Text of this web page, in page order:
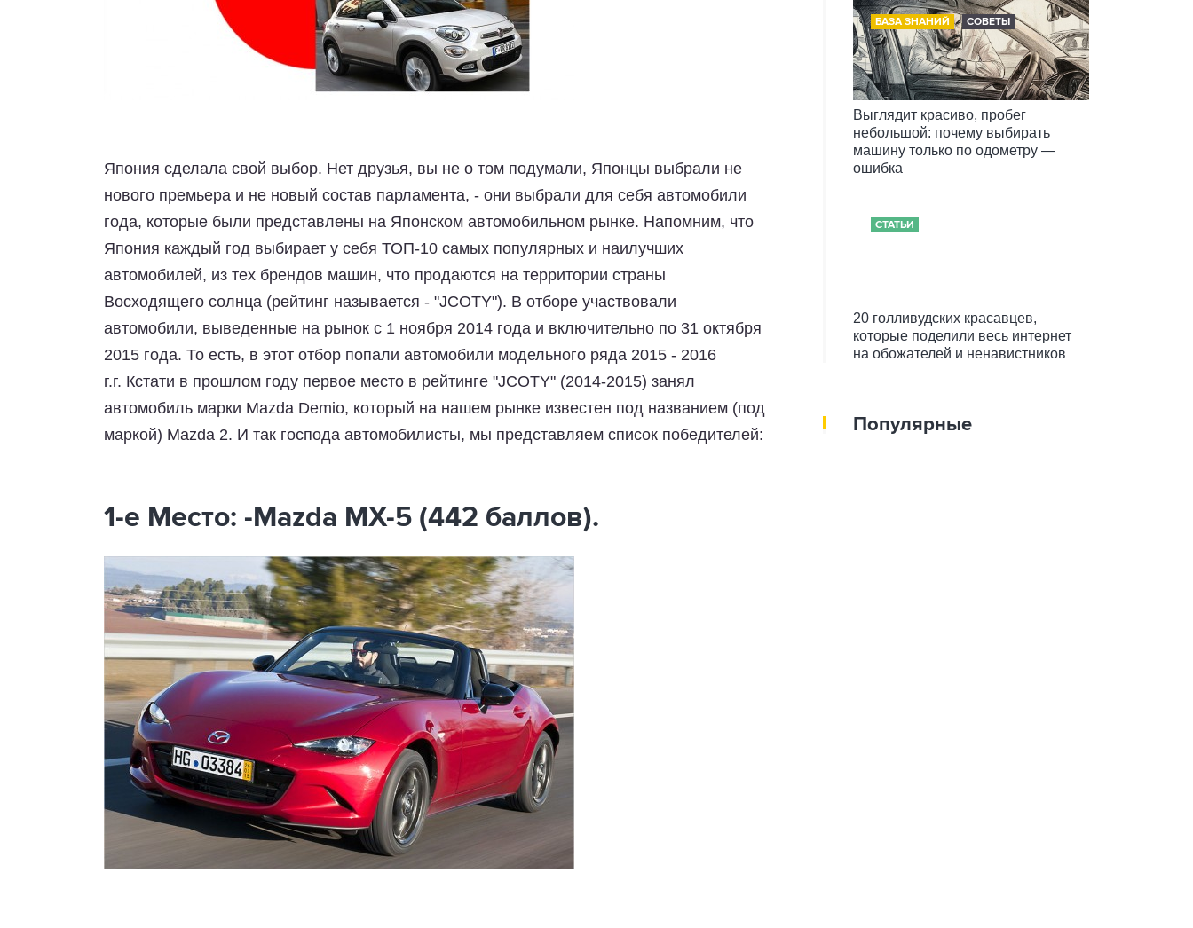
Япония сделала свой выбор. Нет друзья, вы не о том подумали, Японцы выбрали не
нового премьера и не новый состав парламента, - они выбрали для себя автомобили
года, которые были представлены на Японском автомобильном рынке. Напомним, что
Япония каждый год выбирает у себя ТОП-10 самых популярных и наилучших
автомобилей, из тех брендов машин, что продаются на территории страны
Восходящего солнца (рейтинг называется - "JCOTY"). В отборе участвовали
автомобили, выведенные на рынок с 1 ноября 2014 года и включительно по 31 октября
2015 года. То есть, в этот отбор попали автомобили модельного ряда 2015 - 2016
г.г. Кстати в прошлом году первое место в рейтинге "JCOTY" (2014-2015) занял
автомобиль марки Mazda Demio, который на нашем рынке известен под названием (под
маркой) Mazda 2. И так господа автомобилисты, мы представляем список победителей:
1-е Место: -Mazda MX-5 (442 баллов).
БАЗА ЗНАНИЙ СОВЕТЫ
Выглядит красиво, пробег
небольшой: почему выбирать
машину только по одометру —
ошибка
СТАТЬИ
20 голливудских красавцев,
которые поделили весь интернет
на обожателей и ненавистников
Популярные